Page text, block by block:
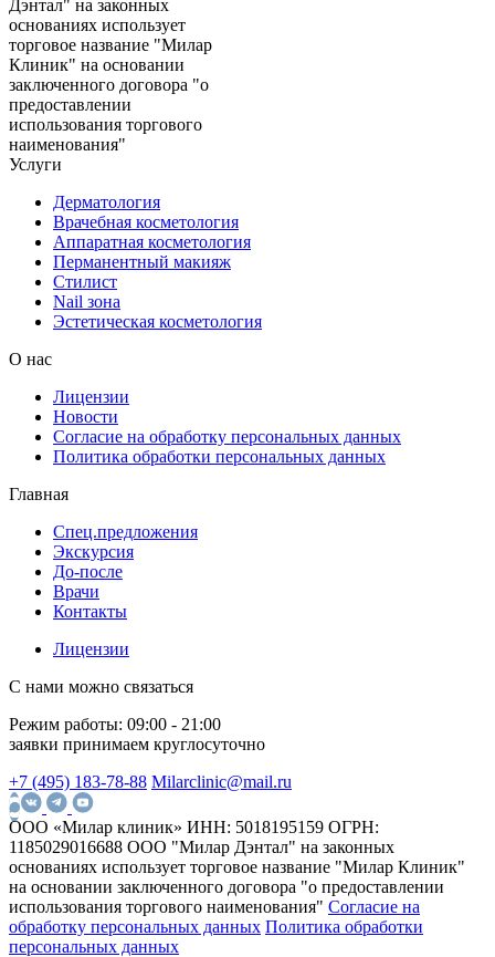
Дэнтал" на законных
основаниях использует
торговое название "Милар
Клиник" на основании
заключенного договора "о
предоставлении
использования торгового
наименования"
Услуги
Дерматология
Врачебная косметология
Аппаратная косметология
Перманентный макияж
Стилист
Nail зона
Эстетическая косметология
О нас
Лицензии
Новости
Согласие на обработку персональных данных
Политика обработки персональных данных
Главная
Спец.предложения
Экскурсия
До-после
Врачи
Контакты
Лицензии
С нами можно связаться
Режим работы: 09:00 - 21:00
заявки принимаем круглосуточно
+7 (495) 183-78-88 Milarclinic@mail.ru
ООО «Милар клиник» ИНН: 5018195159 ОГРН:
1185029016688 ООО "Милар Дэнтал" на законных
основаниях использует торговое название "Милар Клиник"
на основании заключенного договора "о предоставлении
использования торгового наименования" Согласие на
обработку персональных данных Политика обработки
персональных данных